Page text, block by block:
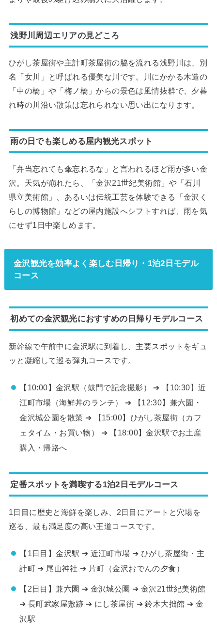
浅野川周辺エリアの見どころ
ひがし茶屋街や主計町茶屋街の脇を流れる浅野川は、別
名「女川」と呼ばれる優美な川です。川にかかる木造の
「中の橋」や「梅ノ橋」からの景色は風情抜群で、夕暮
れ時の川沿い散策は忘れられない思い出になります。
雨の日でも楽しめる屋内観光スポット
「弁当忘れても傘忘れるな」と言われるほど雨が多い金
沢。天気が崩れたら、「金沢21世紀美術館」や「石川
県立美術館」、あるいは伝統工芸を体験できる「金沢く
らしの博物館」などの屋内施設へシフトすれば、雨を気
にせず1日中楽しめます。
金沢観光を効率よく楽しむ日帰り・1泊2日モデル
コース
初めての金沢観光におすすめの日帰りモデルコース
新幹線で午前中に金沢駅に到着し、主要スポットをギュ
ッと凝縮して巡る弾丸コースです。
【10:00】金沢駅（鼓門で記念撮影） ➔ 【10:30】近
江町市場（海鮮丼のランチ） ➔ 【12:30】兼六園・
金沢城公園を散策 ➔ 【15:00】ひがし茶屋街（カフ
ェタイム・お買い物） ➔ 【18:00】金沢駅でお土産
購入・帰路へ
定番スポットを満喫する1泊2日モデルコース
1日目に歴史と海鮮を楽しみ、2日目にアートと穴場を
巡る、最も満足度の高い王道コースです。
【1日目】金沢駅 ➔ 近江町市場 ➔ ひがし茶屋街・主
計町 ➔ 尾山神社 ➔ 片町（金沢おでんの夕食）
【2日目】兼六園 ➔ 金沢城公園 ➔ 金沢21世紀美術館
➔ 長町武家屋敷跡 ➔ にし茶屋街 ➔ 鈴木大拙館 ➔ 金
沢駅